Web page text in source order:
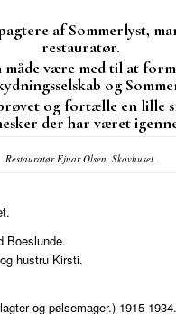
af Sommerlyst,
restauratør.
måde være med til at
og
og fortælle en lille
der har været
Restauratør Ejnar Olsen, Skovhuset.
Boeslunde.
hustru Kirsti.
og pølsemager.) 1915-